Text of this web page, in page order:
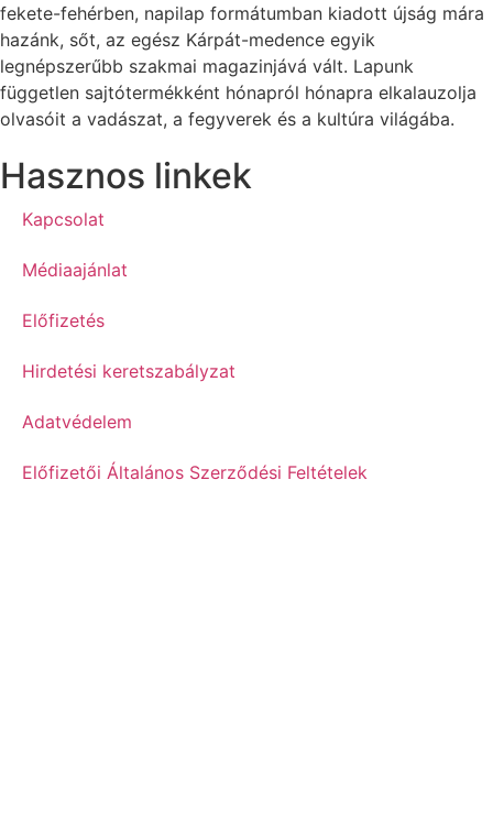
fekete-fehérben, napilap formátumban kiadott újság mára
hazánk, sőt, az egész Kárpát-medence egyik
legnépszerűbb szakmai magazinjává vált. Lapunk
független sajtótermékként hónapról hónapra elkalauzolja
olvasóit a vadászat, a fegyverek és a kultúra világába.
Hasznos linkek
Kapcsolat
Médiaajánlat
Előfizetés
Hirdetési keretszabályzat
Adatvédelem
Előfizetői Általános Szerződési Feltételek